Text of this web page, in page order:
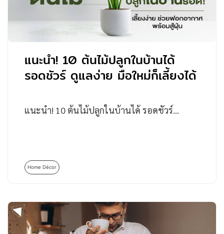
แนะนำ! 10 ต้นไม้ปลูกในบ้านได้
รอดชัวร์ ดูแลง่าย มือใหม่ก็เลี้ยงได้
แนะนำ! 10 ต้นไม้ปลูกในบ้านได้ รอดชัวร์…
Home Décor